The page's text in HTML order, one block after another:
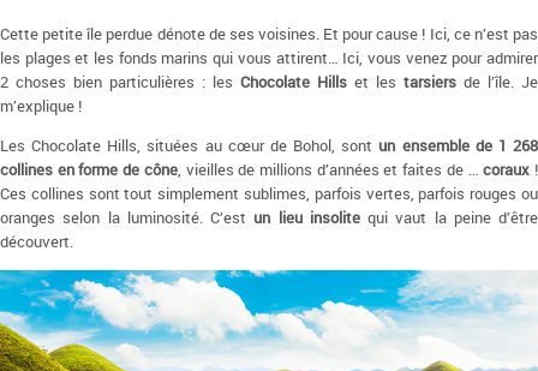
Cette petite île perdue dénote de ses voisines. Et pour cause ! Ici, ce n’est pas
les plages et les fonds marins qui vous attirent… Ici, vous venez pour admirer
2 choses bien particulières : les Chocolate Hills et les tarsiers de l’île. Je
m’explique !
Les Chocolate Hills, situées au cœur de Bohol, sont un ensemble de 1 268
collines en forme de cône, vieilles de millions d’années et faites de …coraux !
Ces collines sont tout simplement sublimes, parfois vertes, parfois rouges ou
oranges selon la luminosité. C’est un lieu insolitequi vaut la peine d’être
découvert.